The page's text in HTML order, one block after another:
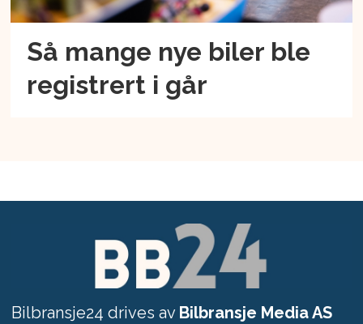
Så mange nye biler ble
registrert i går
Bilbransje24 drives av Bilbransje Media AS